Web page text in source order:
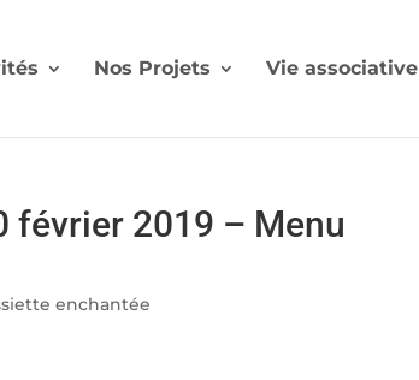
Nos Projets Vie associative
février 2019 – Menu
enchantée